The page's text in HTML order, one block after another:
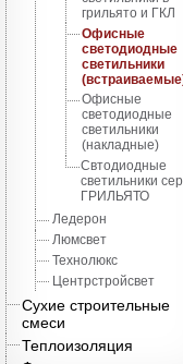
грильято и ГКЛ
Офисные
светодиодные
светильники
Офисные
светодиодные
светильники
(накладные)
Свтодиодные
светильники
ГРИЛЬЯТО
Ледерон
Люмсвет
Технолюкс
Центрстройсвет
Сухие строительные
смеси
Теплоизоляция